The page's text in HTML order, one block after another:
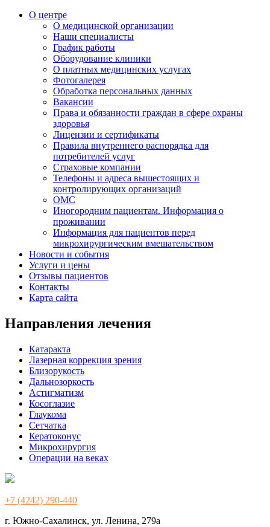
О центре
О медицинской организации
Наши специалисты
График работы
Оборудование клиники
О платных медицинских услугах
Фотогалерея
Обработка персональных данных
Вакансии
Права и обязанности граждан в сфере охраны
здоровья
Лицензии и сертификаты
Правила внутреннего распорядка для
потребителей услуг
Страховые компании
Телефоны и адреса вышестоящих и
контролирующих организаций
ОМС
Иногородним пациентам. Информация о
проживании
Информация для пациентов перед
микрохирургическим вмешательством
Новости и события
Услуги и цены
Отзывы пациентов
Контакты
Карта сайта
Направления лечения
Катаракта
Лазерная коррекция зрения
Близорукость
Дальнозоркость
Астигматизм
Косоглазие
Глаукома
Сетчатка
Кератоконус
Микрохирургия
Операции на веках
+7 (4242) 290-440
г. Южно-Сахалинск, ул. Ленина, 279а